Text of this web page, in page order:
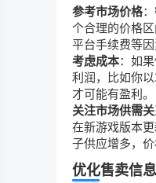
参考市场价格
个合理的价格
平台手续费等
考虑成本：如
利润，比如你
才可能有盈利。
关注市场供需
在新游戏版本
子供应增多，
优化售卖信息